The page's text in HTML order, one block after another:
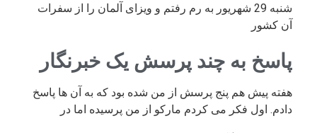
شنبه 29 شهریور به رم رفتم و ویزای آلمان را از سفرات
آن کشور
پاسخ به چند پرسش یک خبرنگار
هفته پیش هم پنج پرسش از من شده بود که به آن ها پاسخ
دادم. اول فکر می کردم مارکو از من پرسیده اما در